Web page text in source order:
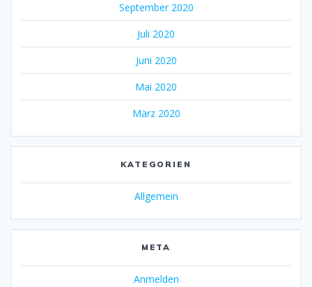
September 2020
Juli 2020
Juni 2020
Mai 2020
März 2020
KATEGORIEN
Allgemein
META
Anmelden